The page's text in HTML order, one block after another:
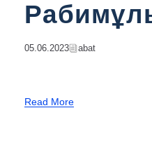
05.06.2023 Abat
Read More